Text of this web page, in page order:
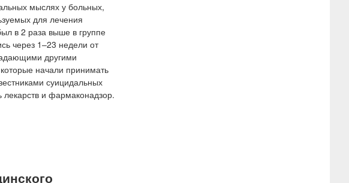
мыслях у больных,
для лечения
в 2 раза выше в группе
через 1–23 недели от
другими
начали принимать
суицидальных
и фармаконадзор.